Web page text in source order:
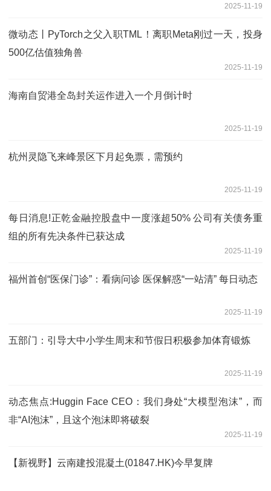
2025-11-19
微动态丨PyTorch之父入职TML！离职Meta刚过一天，投身
500亿估值独角兽
2025-11-19
海南自贸港全岛封关运作进入一个月倒计时
2025-11-19
杭州灵隐飞来峰景区下月起免票，需预约
2025-11-19
每日消息!正乾金融控股盘中一度涨超50% 公司有关债务重
组的所有先决条件已获达成
2025-11-19
福州首创“医保门诊”：看病问诊 医保解惑“一站清” 每日动态
2025-11-19
五部门：引导大中小学生周末和节假日积极参加体育锻炼
2025-11-19
动态焦点:Huggin Face CEO：我们身处“大模型泡沫”，而
非“AI泡沫”，且这个泡沫即将破裂
2025-11-19
【新视野】云南建投混凝土(01847.HK)今早复牌